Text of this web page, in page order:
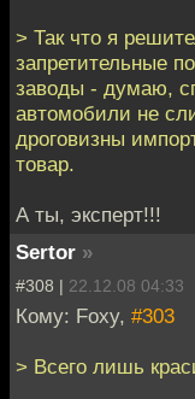
> Так что я
запретительные
заводы - думаю,
автомобили не
дроговизны
товар.
А ты, эксперт!!!
Sertor »
#308 | 22.12.08 04:33
Кому: Foxy, #303
> Всего лишь